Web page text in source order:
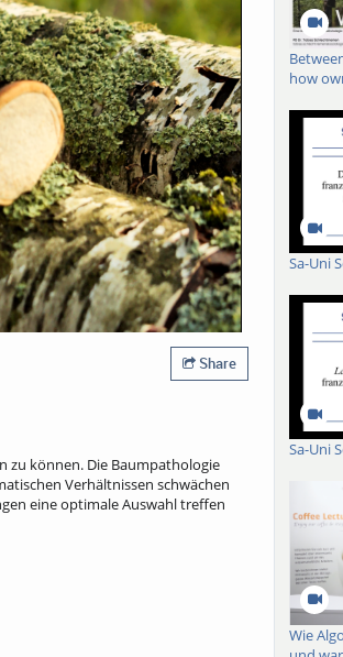
Share
zu können. Die Baumpathologie
Verhältnissen schwächen
eine optimale Auswahl treffen
how
Sa-Uni
Sa-Uni
Wie